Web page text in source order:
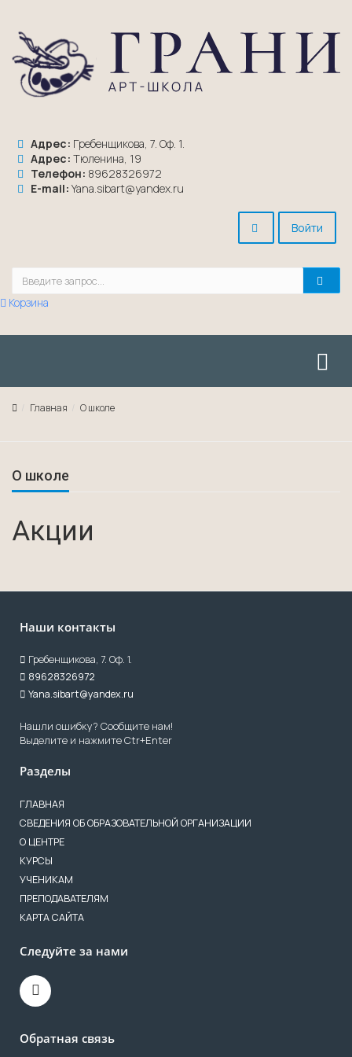
Адрес: Гребенщикова, 7. Оф. 1.
Адрес: Тюленина, 19
Телефон: 89628326972
E-mail: Yana.sibart@yandex.ru
Войти
Корзина
Главная О школе
О школе
Акции
Наши контакты
Гребенщикова, 7. Оф. 1.
89628326972
Yana.sibart@yandex.ru
Нашли ошибку? Сообщите нам!
Выделите и нажмите Ctr+Enter
Разделы
ГЛАВНАЯ
СВЕДЕНИЯ ОБ ОБРАЗОВАТЕЛЬНОЙ ОРГАНИЗАЦИИ
О ЦЕНТРЕ
КУРСЫ
УЧЕНИКАМ
ПРЕПОДАВАТЕЛЯМ
КАРТА САЙТА
Следуйте за нами
Обратная связь